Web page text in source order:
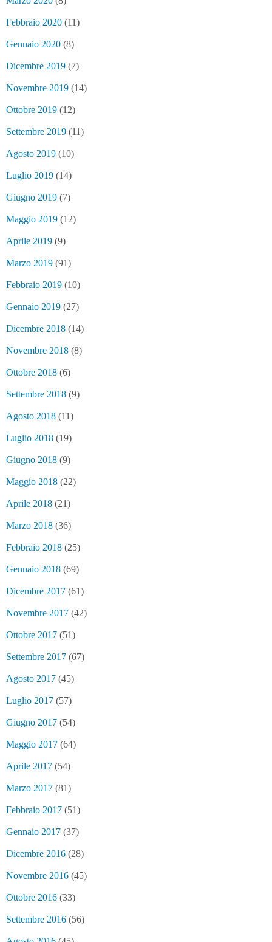
Febbraio 2020 (11)
Gennaio 2020 (8)
Dicembre 2019 (7)
Novembre 2019 (14)
Ottobre 2019 (12)
Settembre 2019 (11)
Agosto 2019 (10)
Luglio 2019 (14)
Giugno 2019 (7)
Maggio 2019 (12)
Aprile 2019 (9)
Marzo 2019 (91)
Febbraio 2019 (10)
Gennaio 2019 (27)
Dicembre 2018 (14)
Novembre 2018 (8)
Ottobre 2018 (6)
Settembre 2018 (9)
Agosto 2018 (11)
Luglio 2018 (19)
Giugno 2018 (9)
Maggio 2018 (22)
Aprile 2018 (21)
Marzo 2018 (36)
Febbraio 2018 (25)
Gennaio 2018 (69)
Dicembre 2017 (61)
Novembre 2017 (42)
Ottobre 2017 (51)
Settembre 2017 (67)
Agosto 2017 (45)
Luglio 2017 (57)
Giugno 2017 (54)
Maggio 2017 (64)
Aprile 2017 (54)
Marzo 2017 (81)
Febbraio 2017 (51)
Gennaio 2017 (37)
Dicembre 2016 (28)
Novembre 2016 (45)
Ottobre 2016 (33)
Settembre 2016 (56)